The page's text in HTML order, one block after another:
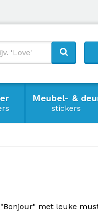
Meubel- &
stickers
met leuke